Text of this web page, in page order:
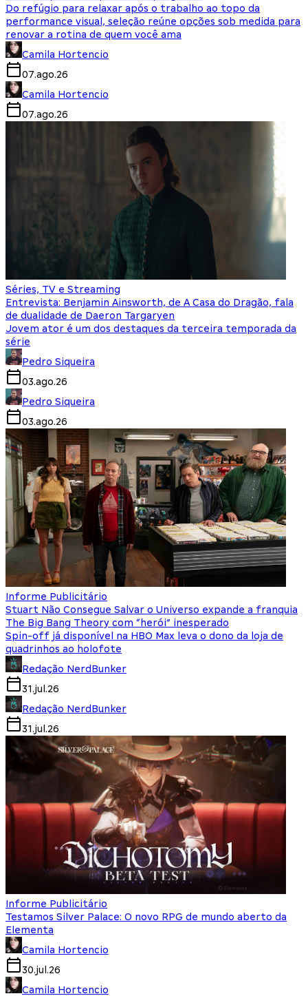
Do refúgio para relaxar após o trabalho ao topo da
performance visual, seleção reúne opções sob medida para
renovar a rotina de quem você ama
Camila Hortencio
07.ago.26
Camila Hortencio
07.ago.26
Séries, TV e Streaming
Entrevista: Benjamin Ainsworth, de A Casa do Dragão, fala
de dualidade de Daeron Targaryen
Jovem ator é um dos destaques da terceira temporada da
série
Pedro Siqueira
03.ago.26
Pedro Siqueira
03.ago.26
Informe Publicitário
Stuart Não Consegue Salvar o Universo expande a franquia
The Big Bang Theory com “herói” inesperado
Spin-off já disponível na HBO Max leva o dono da loja de
quadrinhos ao holofote
Redação NerdBunker
31.jul.26
Redação NerdBunker
31.jul.26
Informe Publicitário
Testamos Silver Palace: O novo RPG de mundo aberto da
Elementa
Camila Hortencio
30.jul.26
Camila Hortencio